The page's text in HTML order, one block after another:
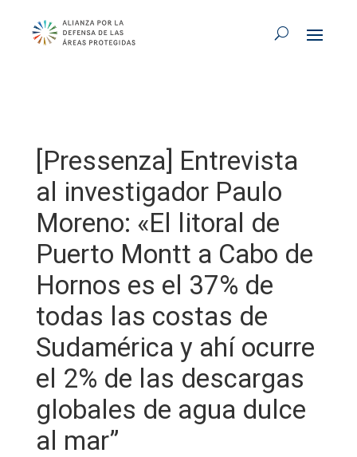
[Pressenza] Entrevista
al investigador Paulo
Moreno: «El litoral de
Puerto Montt a Cabo de
Hornos es el 37% de
todas las costas de
Sudamérica y ahí ocurre
el 2% de las descargas
globales de agua dulce
al mar”